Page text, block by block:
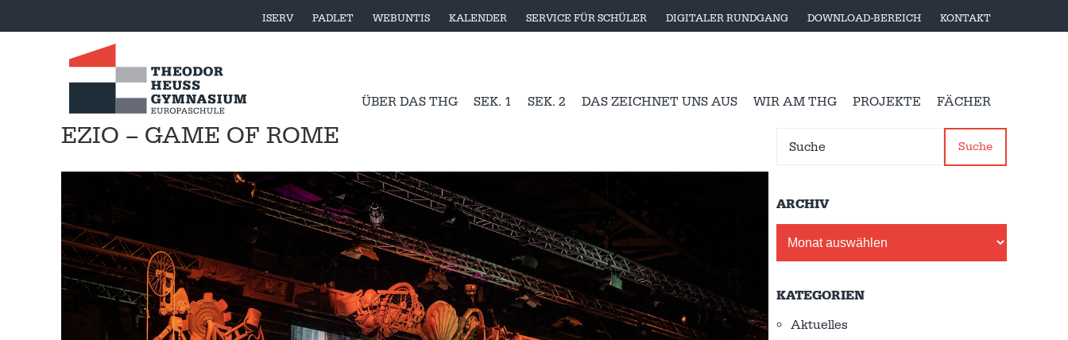
ISERV PADLET WEBUNTIS KALENDER SERVICE FÜR SCHÜLER DIGITALER RUNDGANG DOWNLOAD-BEREICH KONTAKT
ÜBER DAS THG SEK. 1 SEK. 2 DAS ZEICHNET UNS AUS WIR AM THG PROJEKTE FÄCHER
EZIO – GAME OF ROME Suche
ARCHIV
KATEGORIEN
Aktuelles